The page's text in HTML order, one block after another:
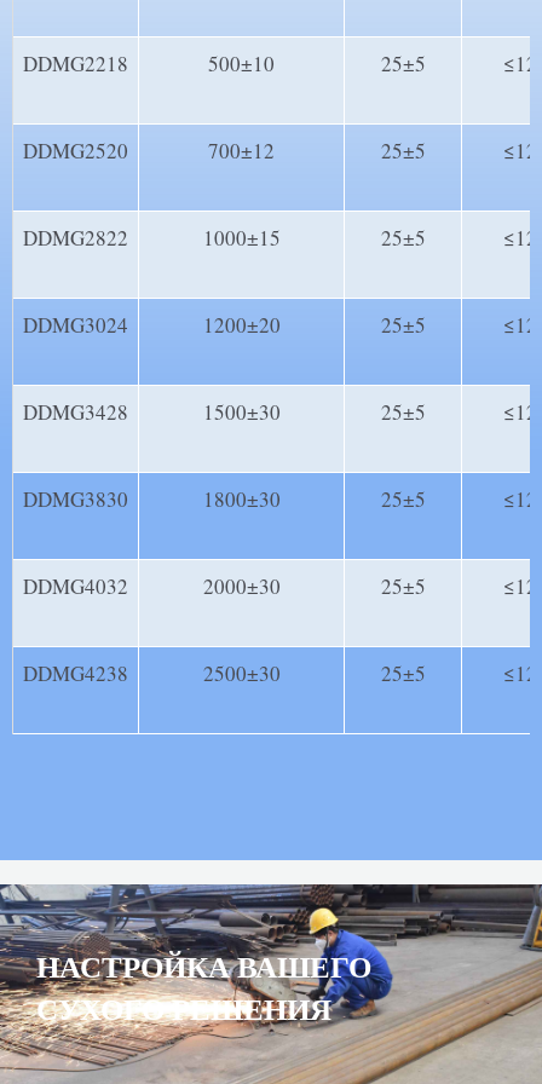
DDMG2218 500±10 25±5 ≤12
DDMG2520 700±12 25±5 ≤12
DDMG2822 1000±15 25±5 ≤12
DDMG3024 1200±20 25±5 ≤12
DDMG3428 1500±30 25±5 ≤12
DDMG3830 1800±30 25±5 ≤12
DDMG4032 2000±30 25±5 ≤12
DDMG4238 2500±30 25±5 ≤12
НАСТРОЙКА ВАШЕГО
СУХОГО РЕШЕНИЯ